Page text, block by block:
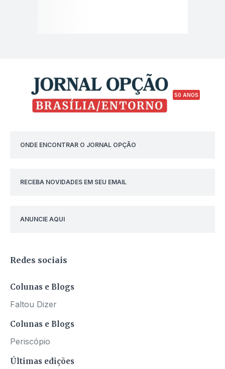
50 ANOS
ONDE ENCONTRAR O JORNAL OPÇÃO
RECEBA NOVIDADES EM SEU EMAIL
ANUNCIE AQUI
Redes sociais
Colunas e Blogs
Faltou Dizer
Colunas e Blogs
Periscópio
Últimas edições